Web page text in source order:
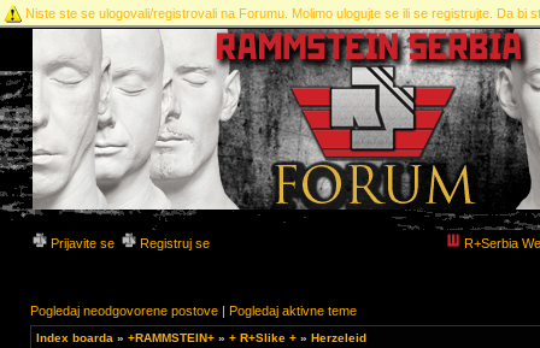
Niste ste se ulogovali/registrovali na Forumu. Molimo ulogujte se ili se registrujte. Da bi
Prijavite se Registruj se R+Serbia
Pogledaj neodgovorene postove | Pogledaj aktivne teme
Index boarda » +RAMMSTEIN+ » + R+Slike + » Herzeleid